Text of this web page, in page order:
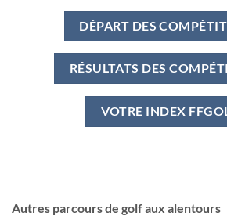
DÉPART DES
RÉSULTATS DES
VOTRE INDEX
Autres parcours de golf aux alentours